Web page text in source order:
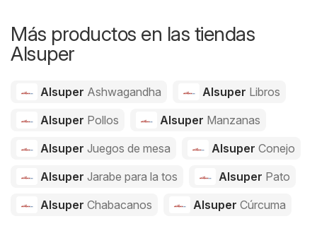
Más productos en las tiendas
Alsuper
Alsuper Ashwagandha Alsuper Libros
Alsuper Pollos Alsuper Manzanas
Alsuper Juegos de mesa Alsuper Conejo
Alsuper Jarabe para la tos Alsuper Pato
Alsuper Chabacanos Alsuper Cúrcuma